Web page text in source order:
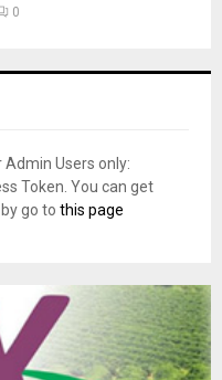
0
Users only:
Token. You can get
go to this page